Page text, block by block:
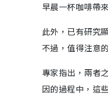
早晨一杯咖啡帶
此外，已有研究
不過，值得注意
專家指出，兩者
因的過程中，這